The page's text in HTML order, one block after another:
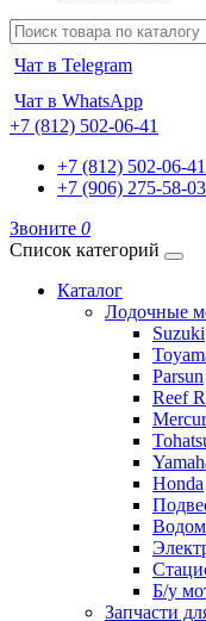
Чат в Telegram
Чат в WhatsApp
+7 (812) 502-06-41
+7 (812) 502-06-41
+7 (906) 275-58-03
Звоните 0
Список категорий
Каталог
Лодочные
Suzuki
Parsun
Reef
Honda
Б/у
Запчасти